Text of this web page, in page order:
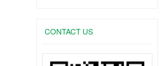
CONTACT US